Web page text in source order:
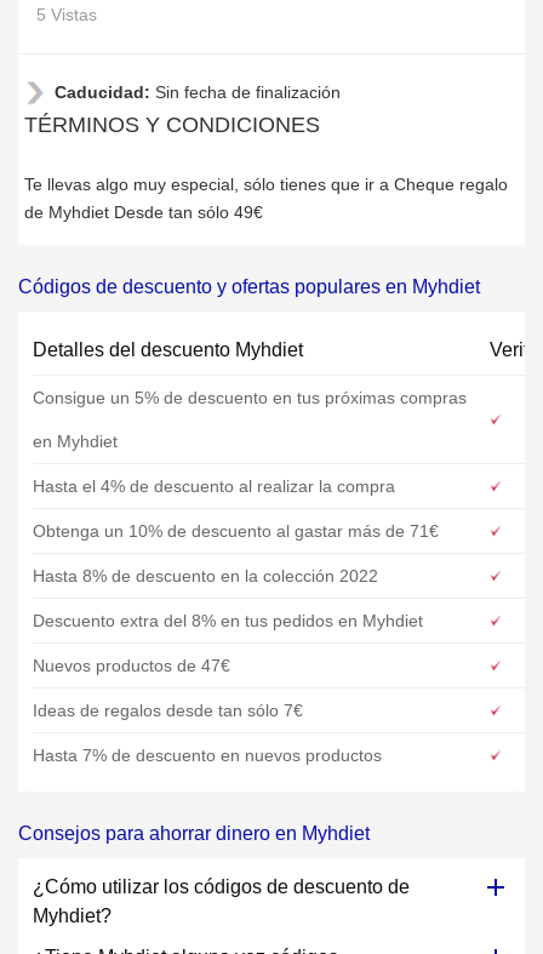
5 Vistas
Caducidad: Sin fecha de finalización
TÉRMINOS Y CONDICIONES
Te llevas algo muy especial, sólo tienes que ir a Cheque regalo
de Myhdiet Desde tan sólo 49€
Códigos de descuento y ofertas populares en Myhdiet
Detalles del descuento Myhdiet
Consigue un 5% de descuento en tus próximas compras
en Myhdiet
Hasta el 4% de descuento al realizar la compra
Obtenga un 10% de descuento al gastar más de 71€
Hasta 8% de descuento en la colección 2022
Descuento extra del 8% en tus pedidos en Myhdiet
Nuevos productos de 47€
Ideas de regalos desde tan sólo 7€
Hasta 7% de descuento en nuevos productos
Consejos para ahorrar dinero en Myhdiet
¿Cómo utilizar los códigos de descuento de
Myhdiet?